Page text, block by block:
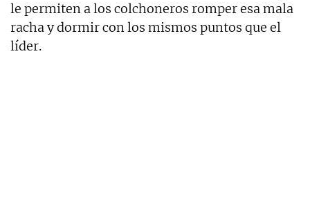
le permiten a los colchoneros romper esa mala
racha y dormir con los mismos puntos que el
líder.